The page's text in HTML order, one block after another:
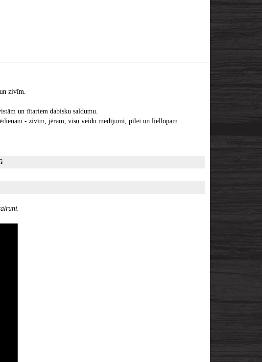
zivīm.
un tītariem dabisku saldumu.
- zivīm, jēram, visu veidu medījumi, pīlei un liellopam.